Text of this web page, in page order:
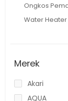
Ongkos
Water Heater
Merek
Akari
AQUA